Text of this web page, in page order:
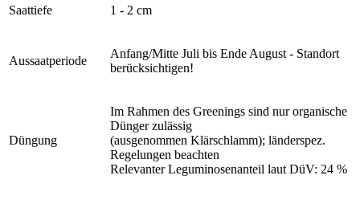
Saattiefe 1 - 2 cm
Aussaatperiode
Anfang/Mitte Juli bis Ende August - Standort
berücksichtigen!
Düngung
Im Rahmen des Greenings sind nur organische
Dünger zulässig
(ausgenommen Klärschlamm); länderspez.
Regelungen beachten
Relevanter Leguminosenanteil laut DüV: 24 %